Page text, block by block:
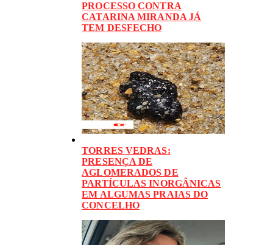
PROCESSO CONTRA
CATARINA MIRANDA JÁ
TEM DESFECHO
TORRES VEDRAS:
PRESENÇA DE
AGLOMERADOS DE
PARTÍCULAS INORGÂNICAS
EM ALGUMAS PRAIAS DO
CONCELHO